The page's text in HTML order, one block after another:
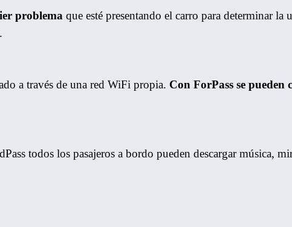
problema que esté presentando el carro para determinar la
a través de una red WiFi propia. Con ForPass se pueden
todos los pasajeros a bordo pueden descargar música,